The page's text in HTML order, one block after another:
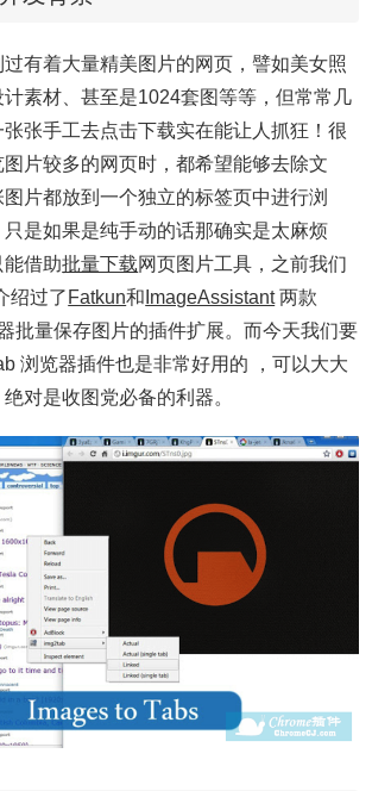
有着大量精美图片的网页，譬如美女照
计素材、甚至是1024套图等等，但常常几
张手工去点击下载实在能让人抓狂！很
片较多的网页时，都希望能够去除文
片都放到一个独立的标签页中进行浏
是如果是纯手动的话那确实是太麻烦
能借助批量下载网页图片工具，之前我们
绍过了 Fatkun和 ImageAssistant两款
批量保存图片的插件扩展。而今天我们要
浏览器插件也是非常好用的 ，可以大大
对是收图党必备的利器。